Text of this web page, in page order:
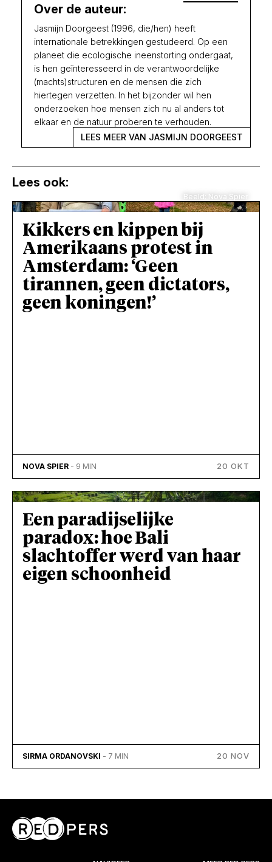
Over de auteur:
Jasmijn Doorgeest (1996, die/hen) heeft
internationale betrekkingen gestudeerd. Op een
planeet die ecologische ineenstorting ondergaat,
is hen geïnteresseerd in de verantwoordelijke
(machts)structuren en de mensen die zich
hiertegen verzetten. In het bijzonder wil hen
onderzoeken hoe mensen zich nu al anders tot
elkaar en de natuur proberen te verhouden.
LEES MEER VAN JASMIJN DOORGEEST
Lees ook:
Beeld: Nova Spier
Kikkers en kippen bij
Amerikaans protest in
Amsterdam: ‘Geen
tirannen, geen dictators,
geen koningen!’
NOVA SPIER - 9 MIN 20 OKT
Een paradijselijke
paradox: hoe Bali
slachtoffer werd van haar
eigen schoonheid
SIRMA ORDANOVSKI - 7 MIN 20 NOV